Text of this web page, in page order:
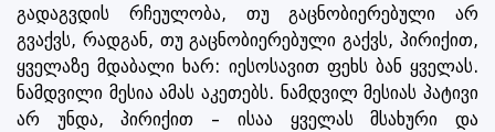
გადაგვდის რჩეულობა, თუ გაცნობიერებული არ
გვაქვს, რადგან, თუ გაცნობიერებული გაქვს, პირიქით,
ყველაზე მდაბალი ხარ: იესოსავით ფეხს ბან ყველას.
ნამდვილი მესია ამას აკეთებს. ნამდვილ მესიას პატივი
არ უნდა, პირიქით – ისაა ყველას მსახური და